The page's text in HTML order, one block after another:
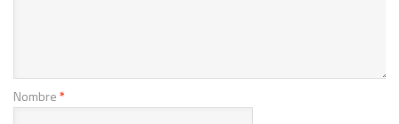
Nombre*